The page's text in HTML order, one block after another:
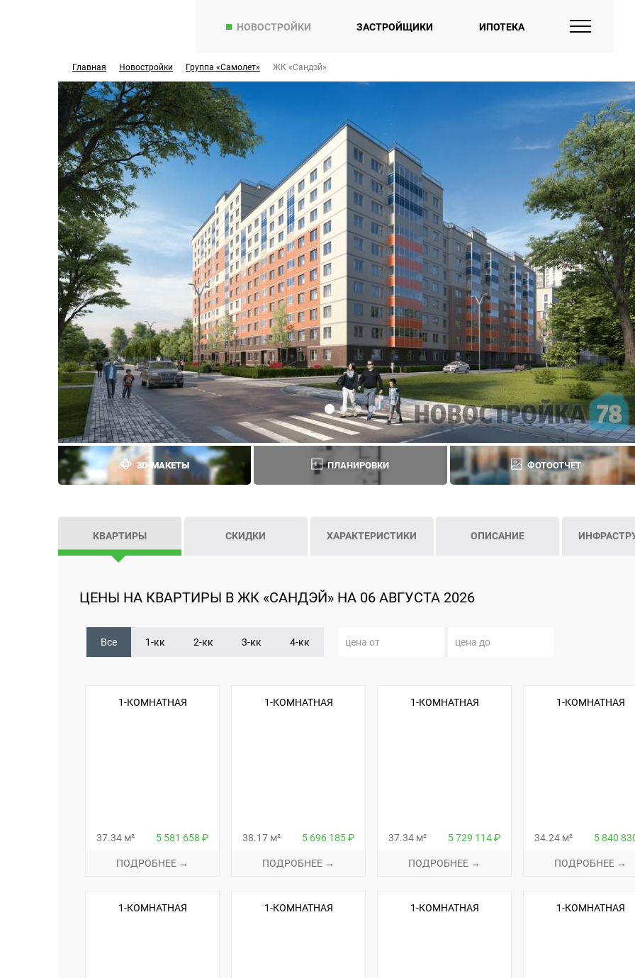
НОВОСТРОЙКИ ЗАСТРОЙЩИКИ ИПОТЕКА
Главная Новостройки Группа «Самолет» ЖК «Сандэй»
3D-МАКЕТЫ ПЛАНИРОВКИ ФОТООТЧЕТ
КВАРТИРЫ СКИДКИ ХАРАКТЕРИСТИКИ ОПИСАНИЕ
ЦЕНЫ НА КВАРТИРЫ В ЖК «САНДЭЙ» НА 06 АВГУСТА 2026
Все 1-кк 2-кк 3-кк 4-кк
1-КОМНАТНАЯ
37.34 м² 5 581 658 ₽
ПОДРОБНЕЕ →
1-КОМНАТНАЯ
38.17 м² 5 696 185 ₽
ПОДРОБНЕЕ →
1-КОМНАТНАЯ
37.34 м² 5 729 114 ₽
ПОДРОБНЕЕ →
1-КОМНАТНАЯ
34.24 м² 5 840
ПОДРОБНЕЕ →
1-КОМНАТНАЯ 1-КОМНАТНАЯ 1-КОМНАТНАЯ 1-КОМНАТНАЯ